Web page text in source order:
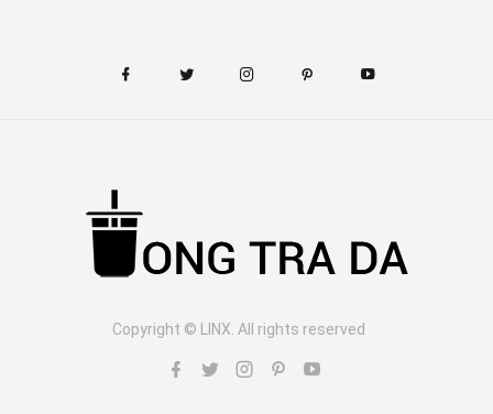
Copyright © LINX. All rights reserved